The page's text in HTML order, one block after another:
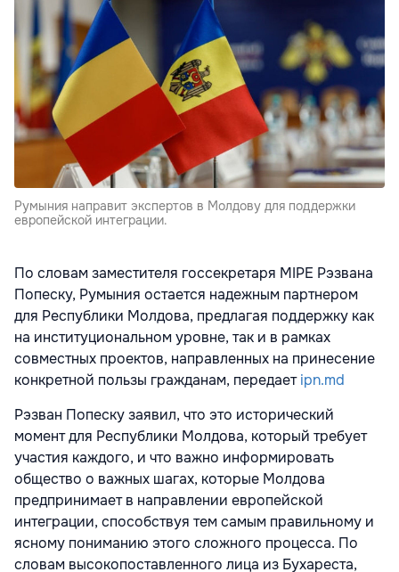
Румыния направит экспертов в Молдову для поддержки
европейской интеграции.
По словам заместителя госсекретаря MIPE Рэзвана
Попеску, Румыния остается надежным партнером
для Республики Молдова, предлагая поддержку как
на институциональном уровне, так и в рамках
совместных проектов, направленных на принесение
конкретной пользы гражданам, передаетipn.md
Рэзван Попеску заявил, что это исторический
момент для Республики Молдова, который требует
участия каждого, и что важно информировать
общество о важных шагах, которые Молдова
предпринимает в направлении европейской
интеграции, способствуя тем самым правильному и
ясному пониманию этого сложного процесса. По
словам высокопоставленного лица из Бухареста,